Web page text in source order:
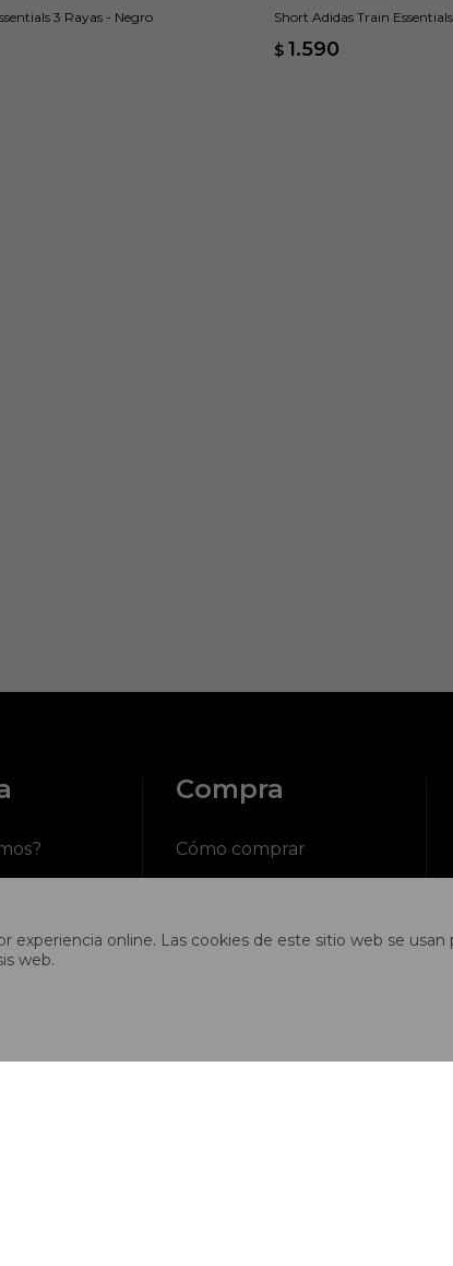
experiencia online. Las cookies de este sitio web se
web.
3 Rayas - Negro Short Adidas Train
$ 1.590
Compra
Cómo comprar